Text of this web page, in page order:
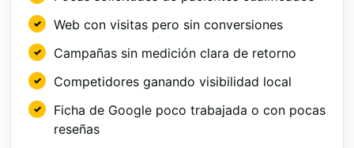
Web con visitas pero sin conversiones
Campañas sin medición clara de retorno
Competidores ganando visibilidad local
Ficha de Google poco trabajada o con pocas
reseñas